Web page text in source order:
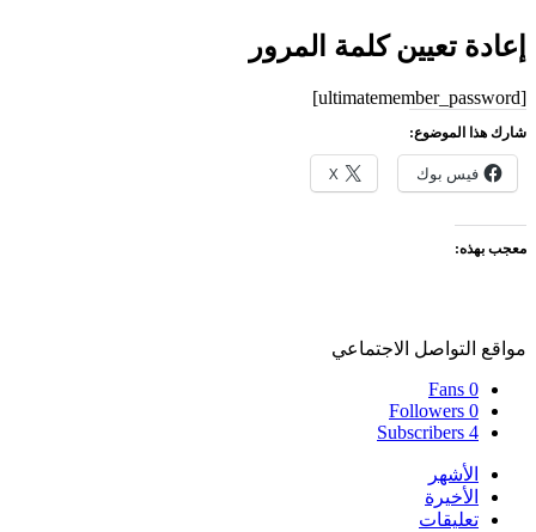
إعادة تعيين كلمة المرور
[ultimatemember_password]
شارك هذا الموضوع:
فيس بوك X
معجب بهذه:
مواقع التواصل الاجتماعي
0
Fans
0
Followers
4
Subscribers
الأشهر
الأخيرة
تعليقات